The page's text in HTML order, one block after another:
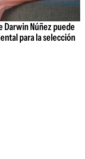
Darwin Núñez puede
para la selección